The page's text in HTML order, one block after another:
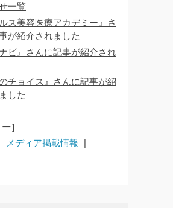
一覧
ルス美容医療アカデミー』さ
が紹介されました
ナビ』さんに記事が紹介され
のチョイス』さんに記事が紹
した
］
メディア掲載情報